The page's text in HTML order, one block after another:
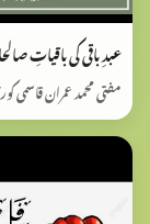
عبدِ باقی کی باقیاتِ
مفتی محمد عمران قاسمی